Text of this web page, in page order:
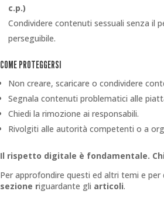
c.p.)
Condividere contenuti sessuali senza il
perseguibile.
COME PROTEGGERSI
Non creare, scaricare o condividere
Segnala contenuti problematici alle
Chiedi la rimozione ai responsabili.
Rivolgiti alle autorità competenti o a
Il rispetto digitale è fondamentale.
Per approfondire questi ed altri temi e
sezione riguardante gli articoli.